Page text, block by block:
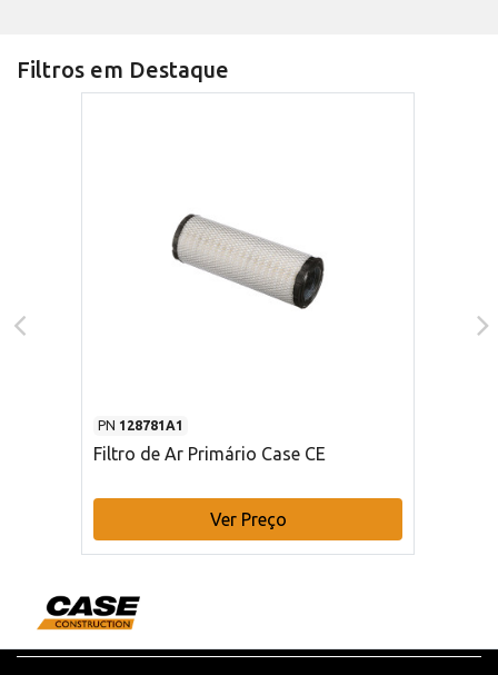
Filtros em Destaque
PN 128781A1
Filtro de Ar Primário Case CE
Ver Preço